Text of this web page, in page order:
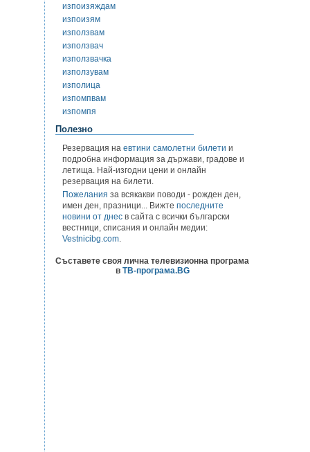
изпоизяждам
изпоизям
използвам
използвач
използвачка
използувам
изполица
изпомпвам
изпомпя
Полезно
Резервация на евтини самолетни билети и
подробна информация за държави, градове и
летища. Най-изгодни цени и онлайн
резервация на билети.
Пожелания за всякакви поводи - рожден ден,
имен ден, празници... Вижте последните
новини от днес в сайта с всички български
вестници, списания и онлайн медии:
Vestnicibg.com.
Съставете своя лична телевизионна програма
в ТВ-програма.BG